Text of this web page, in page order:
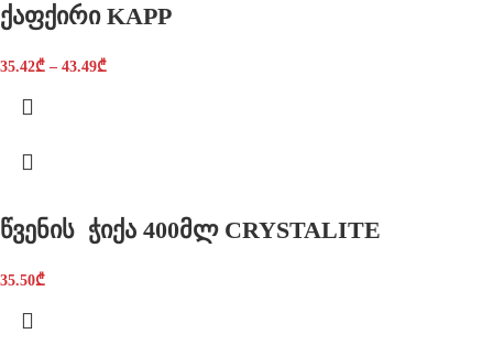
ქაფქირი KAPP
35.42₾ – 43.49₾
წვენის ჭიქა 400მლ CRYSTALITE
35.50₾